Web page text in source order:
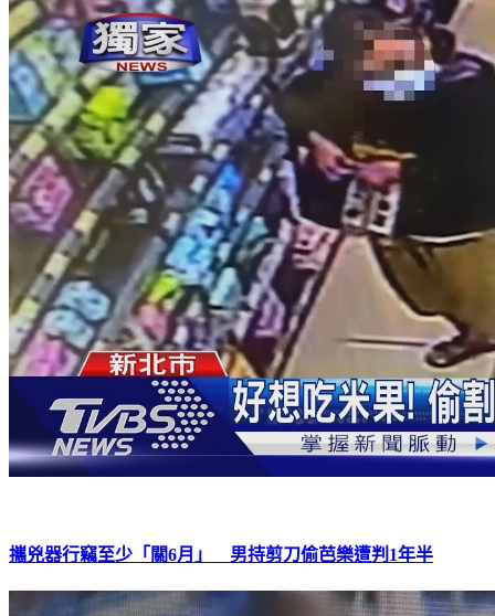
攜兇器行竊至少「關6月」 男持剪刀偷芭樂遭判1年半